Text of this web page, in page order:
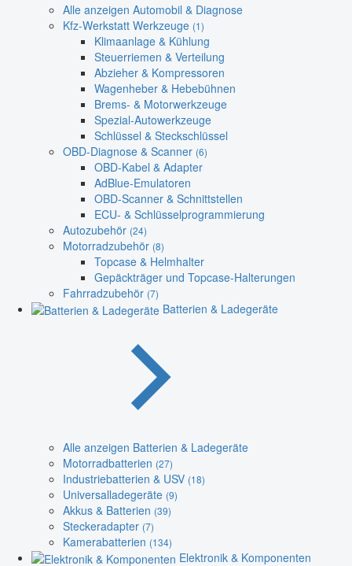
Alle anzeigen Automobil & Diagnose
Kfz-Werkstatt Werkzeuge (1)
Klimaanlage & Kühlung
Steuerriemen & Verteilung
Abzieher & Kompressoren
Wagenheber & Hebebühnen
Brems- & Motorwerkzeuge
Spezial-Autowerkzeuge
Schlüssel & Steckschlüssel
OBD-Diagnose & Scanner (6)
OBD-Kabel & Adapter
AdBlue-Emulatoren
OBD-Scanner & Schnittstellen
ECU- & Schlüsselprogrammierung
Autozubehör (24)
Motorradzubehör (8)
Topcase & Helmhalter
Gepäckträger und Topcase-Halterungen
Fahrradzubehör (7)
Batterien & Ladegeräte
Alle anzeigen Batterien & Ladegeräte
Motorradbatterien (27)
Industriebatterien & USV (18)
Universalladegeräte (9)
Akkus & Batterien (39)
Steckeradapter (7)
Kamerabatterien (134)
Elektronik & Komponenten